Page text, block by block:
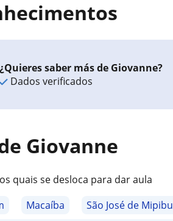
¿Quieres saber más de Giovanne?
Dados verificados
Giovanne
quais se desloca para dar aula
Macaíba São José de Mipibu